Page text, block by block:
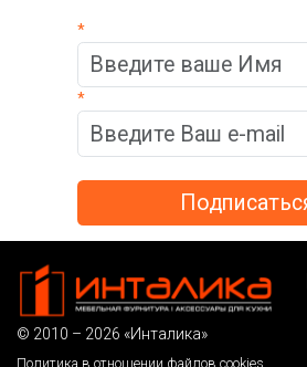
*
*
© 2010 – 2026 «Инталика»
Политика в отношении файлов cookies